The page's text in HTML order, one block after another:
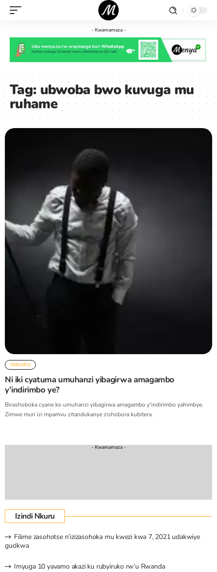
- Kwamamaza -
Tag:ubwoba bwo kuvuga mu
ruhame
INKURU
Ni iki cyatuma umuhanzi yibagirwa amagambo
y’indirimbo ye?
Birashoboka cyane ko umuhanzi yibagirwa amagambo y'indirimbo yahimbye.
Zimwe muri izi mpamvu zitandukanye zishobora kubitera.
- Kwamamaza -
Izindi Nkuru
Filime zasohotse n’izizasohoka mu kwezi kwa 7, 2021 udakwiye
gucikwa
Imyuga 10 yavamo akazi ku rubyiruko rw’u Rwanda